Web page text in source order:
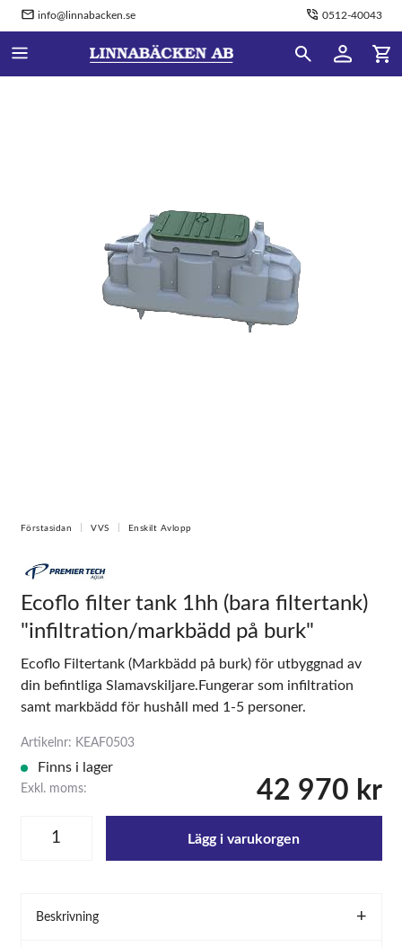
info@linnabacken.se 0512-40043
Förstasidan VVS Enskilt Avlopp
Ecoflo filter tank 1hh (bara filtertank)
"infiltration/markbädd på burk"
Ecoflo Filtertank (Markbädd på burk) för utbyggnad av
din befintliga Slamavskiljare.Fungerar som infiltration
samt markbädd för hushåll med 1-5 personer.
Artikelnr: KEAF0503
Finns i lager
Exkl. moms: 42 970 kr
Lägg i varukorgen
Beskrivning